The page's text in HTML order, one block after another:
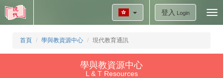
登入 Login
首頁 學與教資源中心 現代教育通訊
學與教資源中心
L & T Resources